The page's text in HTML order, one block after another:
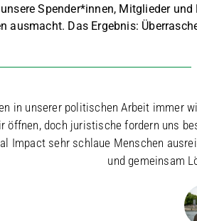
Spender*innen, Mitglieder
ausmacht. Das Ergebnis:
in unserer politischen Arbeit immer
öffnen, doch juristische fordern uns
Impact sehr schlaue Menschen
und gemeinsam